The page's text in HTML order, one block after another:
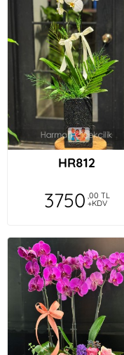
HR812
3750 ,00 TL
+KDV